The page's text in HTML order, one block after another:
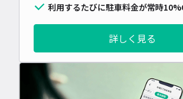
利用するたびに駐車料金が常時
詳しく見る